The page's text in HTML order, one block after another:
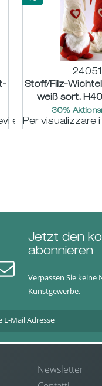
essere registrato
24051
Stoff/Filz-
weiß sort.
30%
Per visualizzare
Jetzt den
abonnieren
Verpassen Sie
Kunstgewerbe.
Newsletter